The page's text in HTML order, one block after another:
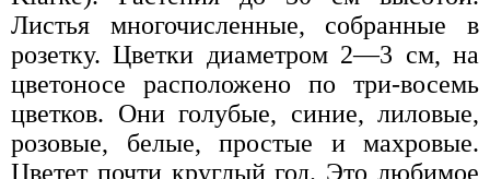
Листья многочисленные, собранные в
розетку. Цветки диаметром 2—3 см, на
цветоносе расположено по три-восемь
цветков. Они голубые, синие, лиловые,
розовые, белые, простые и махровые.
Цветет почти круглый год. Это любимое